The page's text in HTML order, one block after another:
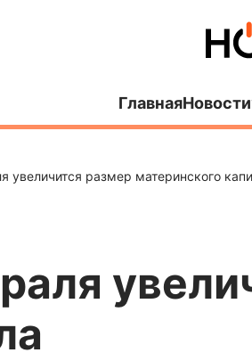
ГлавнаяНовости
увеличится размер материнского